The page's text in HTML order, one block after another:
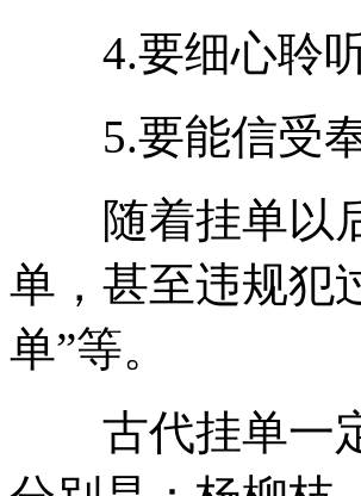
4.要细心聆听
5.要能信受奉
随着挂单以后
单，甚至违规犯
单”等。
古代挂单一定